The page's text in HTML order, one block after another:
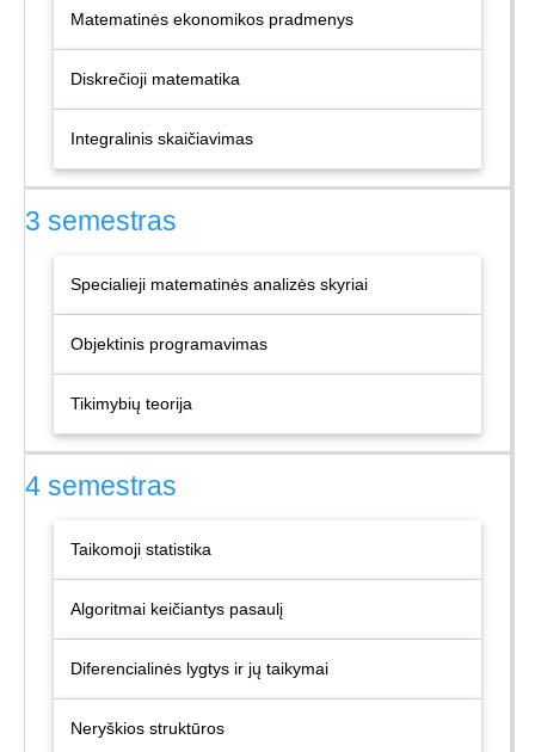
Matematinės ekonomikos pradmenys
Diskrečioji matematika
Integralinis skaičiavimas
3 semestras
Specialieji matematinės analizės skyriai
Objektinis programavimas
Tikimybių teorija
4 semestras
Taikomoji statistika
Algoritmai keičiantys pasaulį
Diferencialinės lygtys ir jų taikymai
Neryškios struktūros